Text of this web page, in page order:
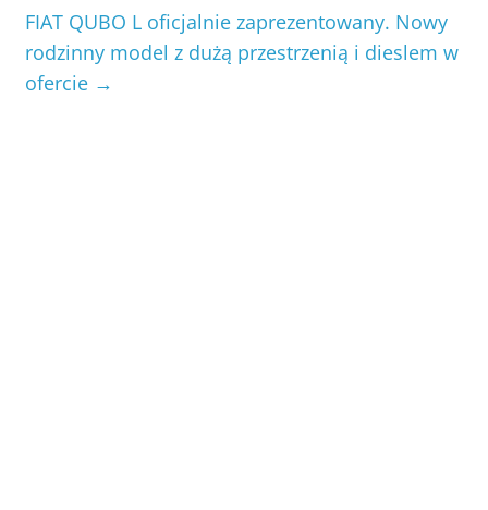
FIAT QUBO L oficjalnie zaprezentowany. Nowy
rodzinny model z dużą przestrzenią i dieslem w
ofercie →